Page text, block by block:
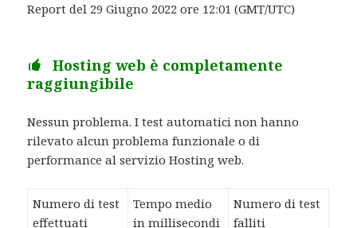
Report del 29 Giugno 2022 ore 12:01 (GMT/UTC)
Hosting web è completamente
raggiungibile
Nessun problema. I test automatici non hanno
rilevato alcun problema funzionale o di
performance al servizio Hosting web.
Numero di test
effettuati
Tempo medio
in millisecondi
Numero di test
falliti